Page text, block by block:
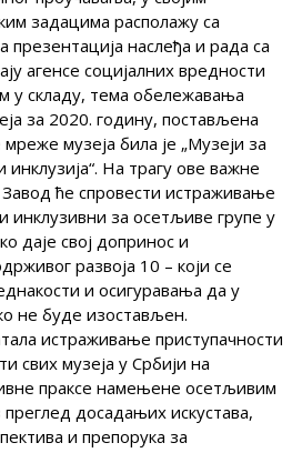
задацима располажу са
наслеђа и рада са
агенсе социјалних вредности
у складу, тема обележавања
за 2020. годину, постављена
музеја била је „Музеји за
инклузија“. На трагу ове важне
ће спровести истраживање
инклузивни за осетљиве групе у
даје свој допринос и
развоја 10 – који се
и осигуравања да у
не буде изостављен.
истраживање приступачности
свих музеја у Србији на
праксе намењене осетљивим
досадањих искустава,
и препорука за